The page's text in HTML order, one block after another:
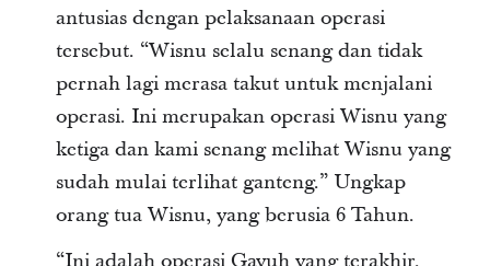
antusias dengan pelaksanaan operasi
tersebut. “Wisnu selalu senang dan tidak
pernah lagi merasa takut untuk menjalani
operasi. Ini merupakan operasi Wisnu yang
ketiga dan kami senang melihat Wisnu yang
sudah mulai terlihat ganteng.” Ungkap
orang tua Wisnu, yang berusia 6 Tahun.